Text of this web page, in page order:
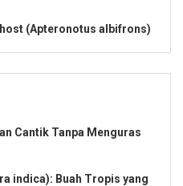
(Apteronotus albifrons)
Cantik Tanpa Menguras
indica): Buah Tropis yang